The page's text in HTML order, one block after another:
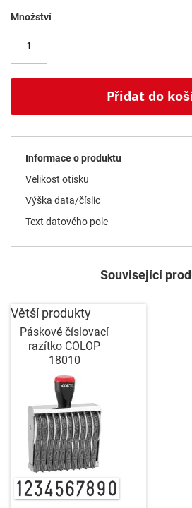
Množství
Přidat do
Informace o produktu
Velikost otisku
Výška data/číslic
Text datového pole
Související
Větší produkty
Páskové číslovací
razítko COLOP
18010